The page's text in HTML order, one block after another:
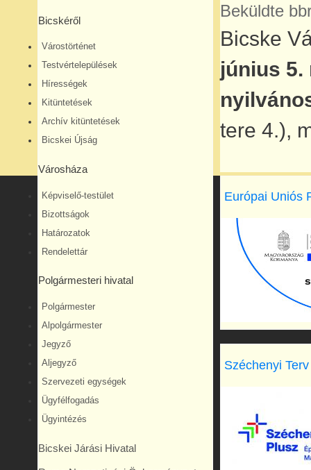
Bicskéről
Várostörténet
Testvértelepülések
Hírességek
Kitüntetések
Archív kitüntetések
Bicskei Újság
Városháza
Képviselő-testület
Bizottságok
Határozatok
Rendelettár
Polgármesteri hivatal
Polgármester
Alpolgármester
Jegyző
Aljegyző
Szervezeti egységek
Ügyfélfogadás
Ügyintézés
Bicskei Járási Hivatal
Beküldte
Bicske
június
tere 4.),
Európai Uniós
Széchenyi